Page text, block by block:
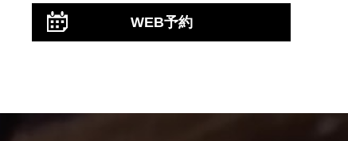
WEB予約